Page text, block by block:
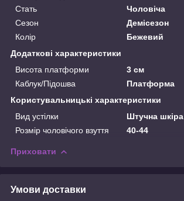
Стать
Чоловіча
Сезон
Демісезон
Колір
Бежевий
Додаткові характеристики
Висота платформи
3 см
Каблук/Підошва
Платформа
Користувальницькі характеристики
Вид устілки
Штучна шкіра
Розмір чоловічого взуття
40-44
Приховати
Умови доставки